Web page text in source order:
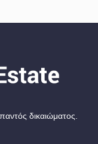
δικαιώματος.